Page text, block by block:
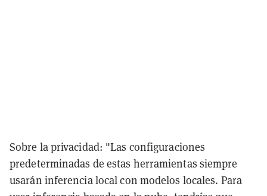
Sobre la privacidad: "Las configuraciones
predeterminadas de estas herramientas siempre
usarán inferencia local con modelos locales. Para